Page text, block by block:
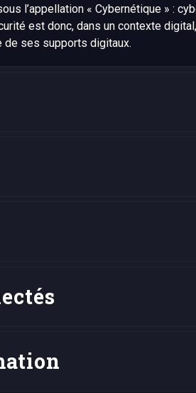
l’appellation « Cybernétique » :
est donc, dans un contexte
de ses supports digitaux.